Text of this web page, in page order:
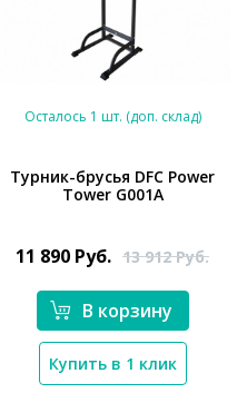
*}
Осталось 1 шт. (доп. склад)
Турник-брусья DFC Power
Tower G001A
11 890 Руб. 13 912Руб.
В корзину
Купить в 1 клик